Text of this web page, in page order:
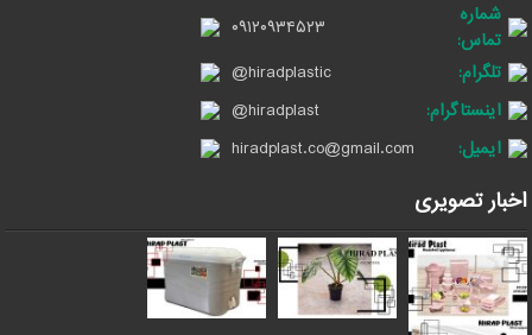
شماره
تماس:
۰۹۱۲۰۹۳۴۵۲۳
تلگرام:
@hiradplastic
اینستاگرام:
@hiradplast
ایمیل:
hiradplast.co@gmail.com
اخبار تصویری